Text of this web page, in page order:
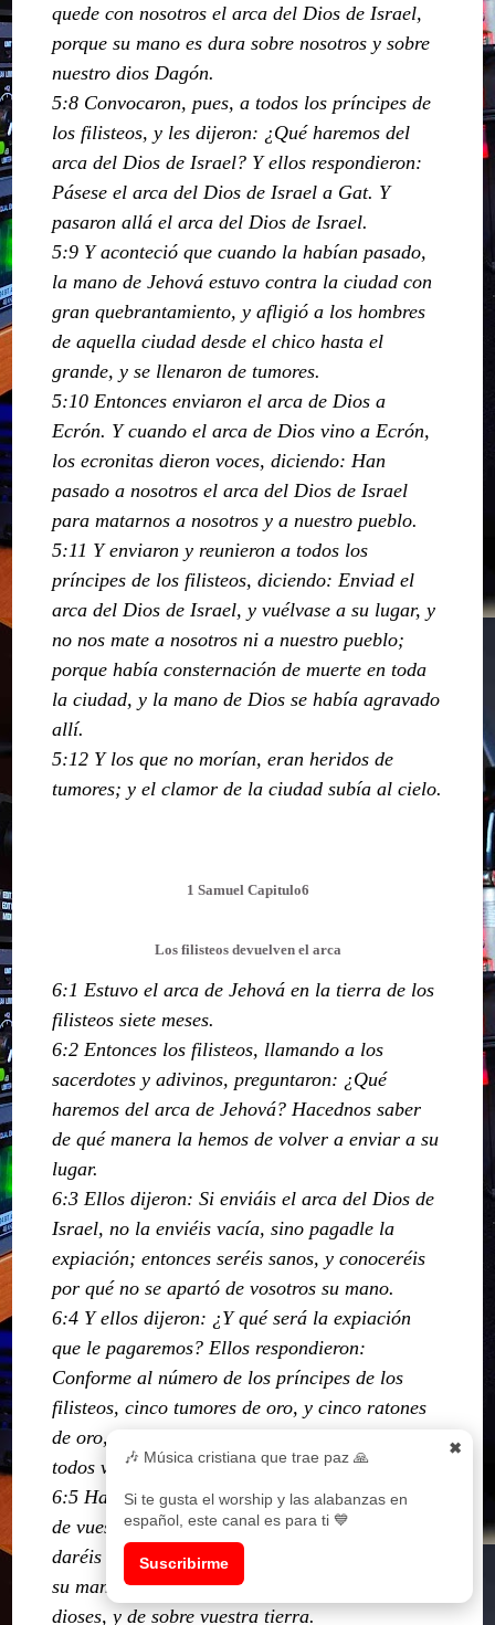
quede con nosotros el arca del Dios de Israel,
porque su mano es dura sobre nosotros y sobre
nuestro dios Dagón.
5:8 Convocaron, pues, a todos los príncipes de
los filisteos, y les dijeron: ¿Qué haremos del
arca del Dios de Israel? Y ellos respondieron:
Pásese el arca del Dios de Israel a Gat. Y
pasaron allá el arca del Dios de Israel.
5:9 Y aconteció que cuando la habían pasado,
la mano de Jehová estuvo contra la ciudad con
gran quebrantamiento, y afligió a los hombres
de aquella ciudad desde el chico hasta el
grande, y se llenaron de tumores.
5:10 Entonces enviaron el arca de Dios a
Ecrón. Y cuando el arca de Dios vino a Ecrón,
los ecronitas dieron voces, diciendo: Han
pasado a nosotros el arca del Dios de Israel
para matarnos a nosotros y a nuestro pueblo.
5:11 Y enviaron y reunieron a todos los
príncipes de los filisteos, diciendo: Enviad el
arca del Dios de Israel, y vuélvase a su lugar, y
no nos mate a nosotros ni a nuestro pueblo;
porque había consternación de muerte en toda
la ciudad, y la mano de Dios se había agravado
allí.
5:12 Y los que no morían, eran heridos de
tumores; y el clamor de la ciudad subía al cielo.
1 Samuel Capitulo6
Los filisteos devuelven el arca
6:1 Estuvo el arca de Jehová en la tierra de los
filisteos siete meses.
6:2 Entonces los filisteos, llamando a los
sacerdotes y adivinos, preguntaron: ¿Qué
haremos del arca de Jehová? Hacednos saber
de qué manera la hemos de volver a enviar a su
lugar.
6:3 Ellos dijeron: Si enviáis el arca del Dios de
Israel, no la enviéis vacía, sino pagadle la
expiación; entonces seréis sanos, y conoceréis
por qué no se apartó de vosotros su mano.
6:4 Y ellos dijeron: ¿Y qué será la expiación
que le pagaremos? Ellos respondieron:
Conforme al número de los príncipes de los
filisteos, cinco tumores de oro, y cinco ratones
de oro, porque una misma plaga ha afligido a
todos vosotros y a vuestros príncipes.
6:5 Haréis, pues, figuras de vuestros tumores, y
de vuestros ratones que destruyen la tierra, y
daréis gloria al Dios de Israel; quizá aliviará
su mano de sobre vosotros y de sobre vuestros
dioses, y de sobre vuestra tierra.
✖
🎶 Música cristiana que trae paz 🙏
Si te gusta el worship y las alabanzas en
español, este canal es para ti 💙
Suscribirme